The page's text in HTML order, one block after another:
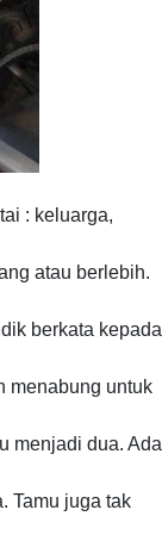
: keluarga,
atau berlebih.
berkata kepada
menabung untuk
menjadi dua. Ada
Tamu juga tak